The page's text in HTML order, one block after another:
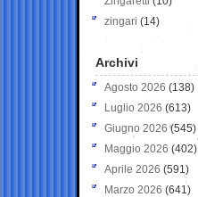
zingari (14)
Archivi
Agosto 2026 (138)
Luglio 2026 (613)
Giugno 2026 (545)
Maggio 2026 (402)
Aprile 2026 (591)
Marzo 2026 (641)